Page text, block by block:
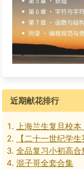
近期献花排行
上海兰生复旦校
【二十一世纪学
全品复习小初高合
混子哥全套合集